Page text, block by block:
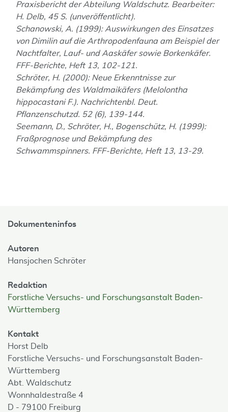
Praxisbericht der Abteilung Waldschutz. Bearbeiter:
H. Delb, 45 S. (unveröffentlicht).
Schanowski, A. (1999): Auswirkungen des Einsatzes
von Dimilin auf die Arthropoden­fauna am Beispiel der
Nachtfalter, Lauf- und Aaskäfer sowie Borkenkäfer.
FFF-Berichte, Heft 13, 102-121.
Schröter, H. (2000): Neue Erkenntnisse zur
Bekämpfung des Waldmaikäfers (Melolontha
hippocastani F.). Nachrichtenbl. Deut.
Pflanzenschutzd. 52 (6), 139-144.
Seemann, D., Schröter, H., Bogenschütz, H. (1999):
Fraßprognose und Bekämpfung des
Schwammspinners. FFF-Berichte, Heft 13, 13-29.
Dokumenteninfos
Autoren
Hansjochen Schröter
Redaktion
Forstliche Versuchs- und Forschungsanstalt Baden-
Württemberg
Kontakt
Horst Delb
Forstliche Versuchs- und Forschungsanstalt Baden-
Württemberg
Abt. Waldschutz
Wonnhaldestraße 4
D - 79100 Freiburg